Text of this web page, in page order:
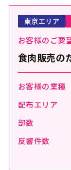
お客様のご要
食肉販売の
お客様の業種
配布エリア
部数
反響件数
東京エリア